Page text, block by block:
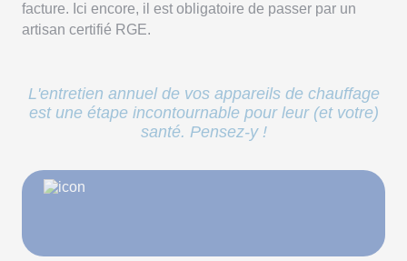
facture. Ici encore, il est obligatoire de passer par un
artisan certifié RGE.
L'entretien annuel de vos appareils de chauffage
est une étape incontournable pour leur (et votre)
santé. Pensez-y !